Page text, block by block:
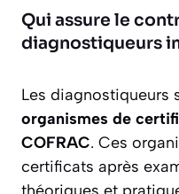
Qui assure le
diagnostiqueurs
Les diagnostiqueurs
organismes de
COFRAC. Ces
certificats après
théoriques et